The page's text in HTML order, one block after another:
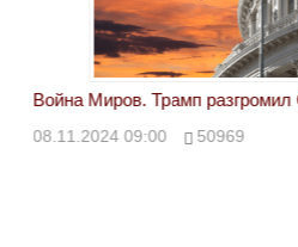
Война Миров. Трамп разгромил
08.11.2024 09:00 50969